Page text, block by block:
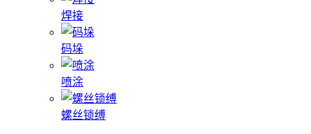
焊接
码垛
喷涂
螺丝锁缚